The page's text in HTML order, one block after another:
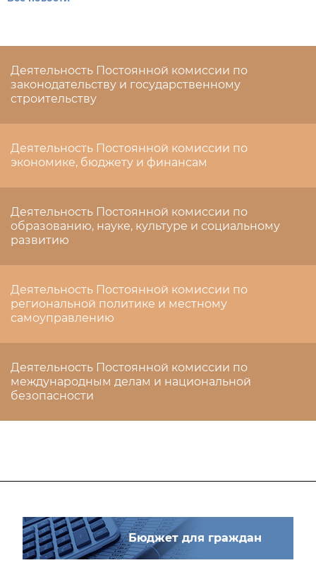
Деятельность Постоянной комиссии по
законодательству и государственному
строительству
Деятельность Постоянной комиссии по
экономике, бюджету и финансам
Деятельность Постоянной комиссии по
образованию, науке, культуре и социальному
развитию
Деятельность Постоянной комиссии по
региональной политике и местному
самоуправлению
Деятельность Постоянной комиссии по
международным делам и национальной
безопасности
Бюджет для граждан